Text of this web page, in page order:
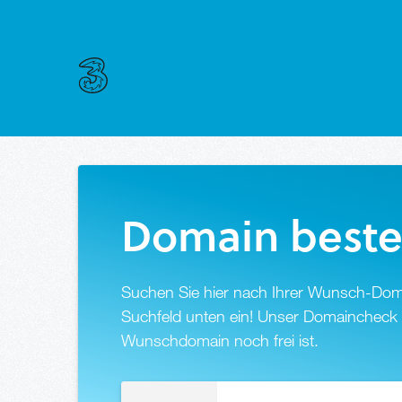
Domain
Suchen Sie hier nach Ihrer Wunsch-
Suchfeld unten ein! Unser
Wunschdomain noch frei ist.